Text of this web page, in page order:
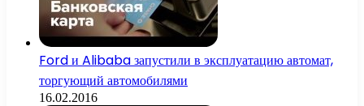
Ford и Alibaba запустили в эксплуатацию автомат,
торгующий автомобилями
16.02.2016